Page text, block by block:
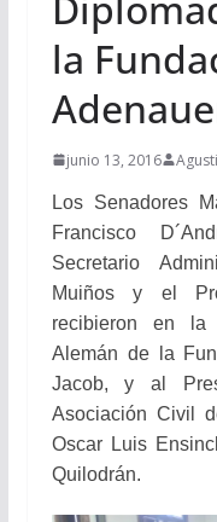
la
junio 13, 2016
Los Senadores
Francisco
Secretario
Muiños y el
recibieron en la
Alemán de la
Jacob, y al
Asociación Civil
Oscar Luis
Quilodrán.